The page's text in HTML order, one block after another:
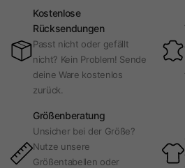
Kostenlose
Rücksendungen
Passt nicht oder gefällt
nicht? Kein Problem! Sende
deine Ware kostenlos
zurück.
Größenberatung
Unsicher bei der Größe?
Nutze unsere
Größentabellen oder